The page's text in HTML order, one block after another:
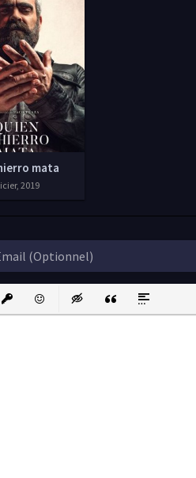
mata
2019
protected link
EmoticonsInsert hidden text
Insert QuoteInsert spoiler